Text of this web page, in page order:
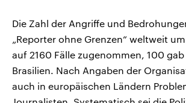
Die Zahl der Angriffe und
„Reporter ohne Grenzen“ weltweit
auf 2160 Fälle zugenommen, 100 gab
Brasilien. Nach Angaben der
auch in europäischen Ländern